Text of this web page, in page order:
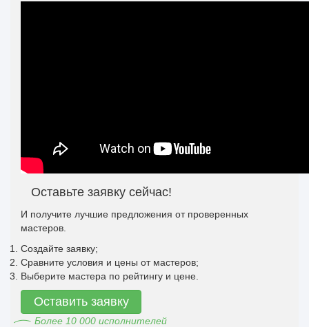
Оставьте заявку сейчас!
И получите лучшие предложения от проверенных
мастеров.
Создайте заявку;
Сравните условия и цены от мастеров;
Выберите мастера по рейтингу и цене.
Оставить заявку
Более 10 000 исполнителей